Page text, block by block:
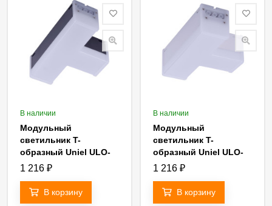
В наличии
Модульный
светильник T-
образный Uniel ULO-
N11T-10W/4000K IP40
1 216 ₽
В корзину
В наличии
Модульный
светильник T-
образный Uniel ULO-
N11T-10W/4000K IP40
1 216 ₽
В корзину